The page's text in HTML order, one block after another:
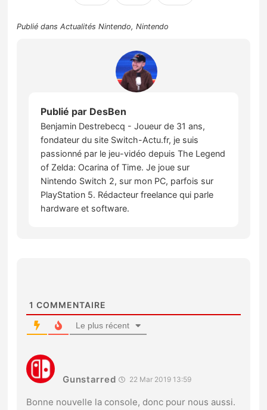
Publié dansActualités Nintendo,Nintendo
Publié par DesBen
Benjamin Destrebecq - Joueur de 31 ans,
fondateur du site Switch-Actu.fr, je suis
passionné par le jeu-vidéo depuis The Legend
of Zelda: Ocarina of Time. Je joue sur
Nintendo Switch 2, sur mon PC, parfois sur
PlayStation 5. Rédacteur freelance qui parle
hardware et software.
1 COMMENTAIRE
Le plus récent
Gunstarred 22 Mar 2019 13:59
Bonne nouvelle la console, donc pour nous aussi.